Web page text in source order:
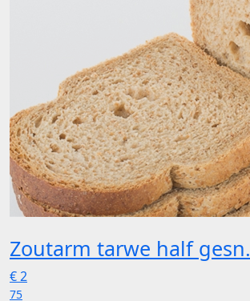
Zoutarm tarwe half gesn.
€2
75